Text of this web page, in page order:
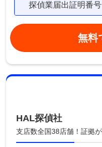
探偵業届出証明番
無料
HAL探偵社
支店数全国38店舗！証拠